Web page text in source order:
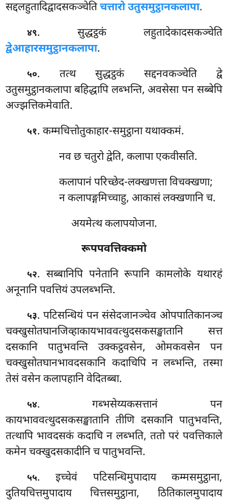
सद्दलहुतादिद्वादसकञ्चेतिचत्तारो उतुसमुट्ठानकलापा.
४९. सुद्धट्ठकं लहुतादेकादसकञ्चेति
द्वेआहारसमुट्ठानकलापा.
५०. तत्थ सुद्धट्ठकं सद्दनवकञ्चेति द्वे
उतुसमुट्ठानकलापा बहिद्धापि लब्भन्ति, अवसेसा पन सब्बेपि
अज्झत्तिकमेवाति.
५१. कम्मचित्तोतुकाहार-समुट्ठाना यथाक्कमं.
नव छ चतुरो द्वेति, कलापा एकवीसति.
कलापानं परिच्छेद-लक्खणत्ता विचक्खणा;
न कलापङ्गमिच्चाहु, आकासं लक्खणानि च.
अयमेत्थ कलापयोजना.
रूपपवत्तिक्कमो
५२. सब्बानिपि पनेतानि रूपानि कामलोके यथारहं
अनूनानि पवत्तियं उपलब्भन्ति.
५३. पटिसन्धियं पन संसेदजानञ्चेव ओपपातिकानञ्च
चक्खुसोतघानजिव्हाकायभाववत्थुदसकसङ्खातानि सत्त
दसकानि पातुभवन्ति उक्कट्ठवसेन, ओमकवसेन पन
चक्खुसोतघानभावदसकानि कदाचिपि न लब्भन्ति, तस्मा
तेसं वसेन कलापहानि वेदितब्बा.
५४. गब्भसेय्यकसत्तानं पन
कायभाववत्थुदसकसङ्खातानि तीणि दसकानि पातुभवन्ति,
तत्थापि भावदसकं कदाचि न लब्भति, ततो परं पवत्तिकाले
कमेन चक्खुदसकादीनि च पातुभवन्ति.
५५. इच्चेवं पटिसन्धिमुपादाय कम्मसमुट्ठाना,
दुतियचित्तमुपादाय चित्तसमुट्ठाना, ठितिकालमुपादाय